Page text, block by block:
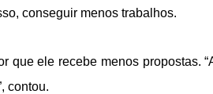
conseguir menos trabalhos.
que ele recebe menos propostas.
contou.